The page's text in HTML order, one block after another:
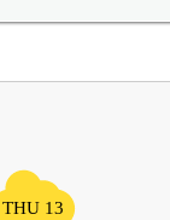
THU 13